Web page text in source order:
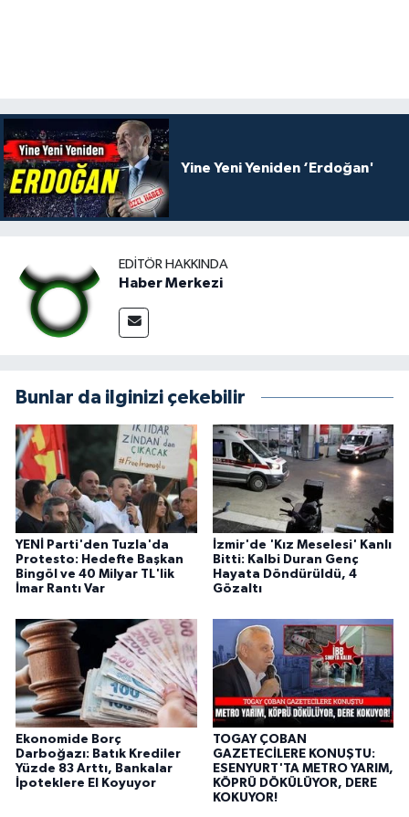
Yine Yeni Yeniden ‘Erdoğan'
EDITÖR HAKKINDA
Haber Merkezi
Bunlar da ilginizi çekebilir
YENİ Parti'den Tuzla'da
Protesto: Hedefte Başkan
Bingöl ve 40 Milyar TL'lik
İmar Rantı Var
İzmir'de 'Kız Meselesi' Kanlı
Bitti: Kalbi Duran Genç
Hayata Döndürüldü, 4
Gözaltı
Ekonomide Borç
Darboğazı: Batık Krediler
Yüzde 83 Arttı, Bankalar
İpoteklere El Koyuyor
TOGAY ÇOBAN
GAZETECİLERE KONUŞTU:
ESENYURT'TA METRO YARIM,
KÖPRÜ DÖKÜLÜYOR, DERE
KOKUYOR!